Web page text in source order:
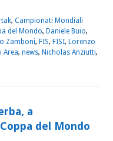
, Campionati Mondiali
del Mondo, Daniele Buio,
Zamboni, FIS, FISI, Lorenzo
Area, news, Nicholas Anziutti,
a
del Mondo